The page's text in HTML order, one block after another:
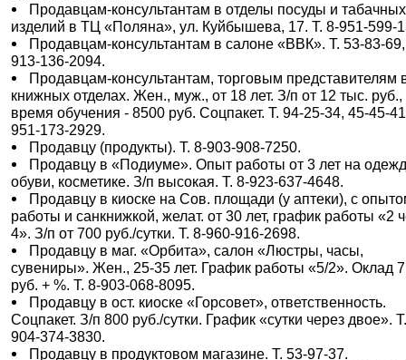
Продавцам-консультантам в отделы посуды и табачных
изделий в ТЦ «Поляна», ул. Куйбышева, 17. Т. 8-951-599-
Продавцам-консультантам в салоне «ВВК». Т. 53-83-
913-136-2094.
Продавцам-консультантам, торговым представителям
книжных отделах. Жен., муж., от 18 лет. З/п от 12 тыс. руб.,
время обучения - 8500 руб. Соцпакет. Т. 94-25-34, 45-45-
951-173-2929.
Продавцу (продукты). Т. 8-903-908-7250.
Продавцу в «Подиуме». Опыт работы от 3 лет на
обуви, косметике. З/п высокая. Т. 8-923-637-4648.
Продавцу в киоске на Сов. площади (у аптеки), с
работы и санкнижкой, желат. от 30 лет, график работы «2
4». З/п от 700 руб./сутки. Т. 8-960-916-2698.
Продавцу в маг. «Орбита», салон «Люстры, часы,
сувениры». Жен., 25-35 лет. График работы «5/2». Оклад
руб. + %. Т. 8-903-068-8095.
Продавцу в ост. киоске «Горсовет», ответственность.
Соцпакет. З/п 800 руб./сутки. График «сутки через двое».
904-374-3830.
Продавцу в продуктовом магазине. Т. 53-97-37.